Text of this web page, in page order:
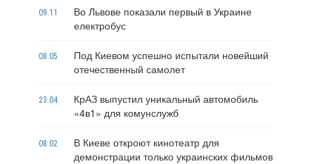
09.11
Во Львове показали первый в Украине
електробус
08.05
Под Киевом успешно испытали новейший
отечественный самолет
23.04
КрАЗ выпустил уникальный автомобиль
«4в1» для комунслужб
08.02
В Киеве откроют кинотеатр для
демонстрации только украинских фильмов